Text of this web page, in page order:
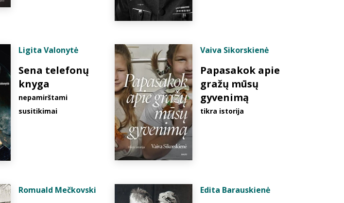
Ligita Valonytė
Sena telefonų
knyga
nepamirštami
susitikimai
Vaiva Sikorskienė
Papasakok apie
gražų mūsų
gyvenimą
tikra istorija
Romuald Mečkovski Edita Barauskienė